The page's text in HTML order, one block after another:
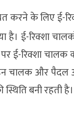
करने के लिए ई-
है। ई-रिक्शा
ई-रिक्शा चालक
चालक और
बनी रहती है।